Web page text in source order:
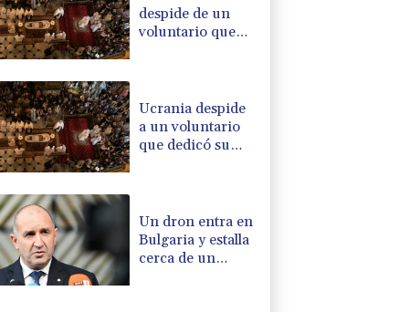
despide de un
voluntario que
Ucrania despide
a un voluntario
que dedicó su
Un dron entra en
Bulgaria y estalla
cerca de un